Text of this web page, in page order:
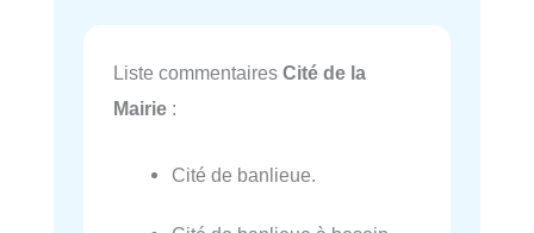
Liste commentaires Cité de la
Mairie :
Cité de banlieue.